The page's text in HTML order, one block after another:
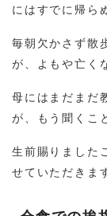
にはすでに帰ら
毎朝欠かさず散
が、よもや亡く
母にはまだまだ
が、もう聞くこ
生前賜りました
せていただきま